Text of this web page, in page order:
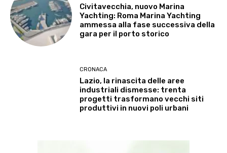
Civitavecchia, nuovo Marina
Yachting: Roma Marina Yachting
ammessa alla fase successiva della
gara per il porto storico
CRONACA
Lazio, la rinascita delle aree
industriali dismesse: trenta
progetti trasformano vecchi siti
produttivi in nuovi poli urbani